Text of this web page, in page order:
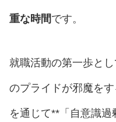
重な時間です。
就職活動の第一歩と
のプライドが邪魔を
を通じて**「自意識